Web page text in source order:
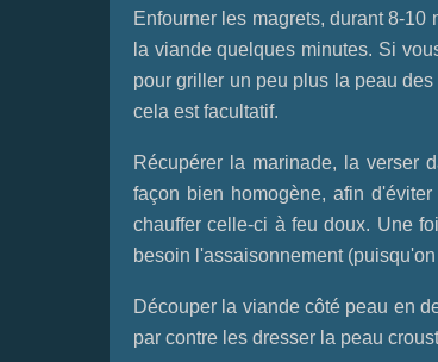
Enfourner les magrets, durant 8-
la viande quelques minutes. Si
pour griller un peu plus la peau
cela est facultatif.
Récupérer la marinade, la verser
façon bien homogène, afin
chauffer celle-ci à feu doux. Une
besoin l'assaisonnement
Découper la viande côté peau en
par contre les dresser la peau